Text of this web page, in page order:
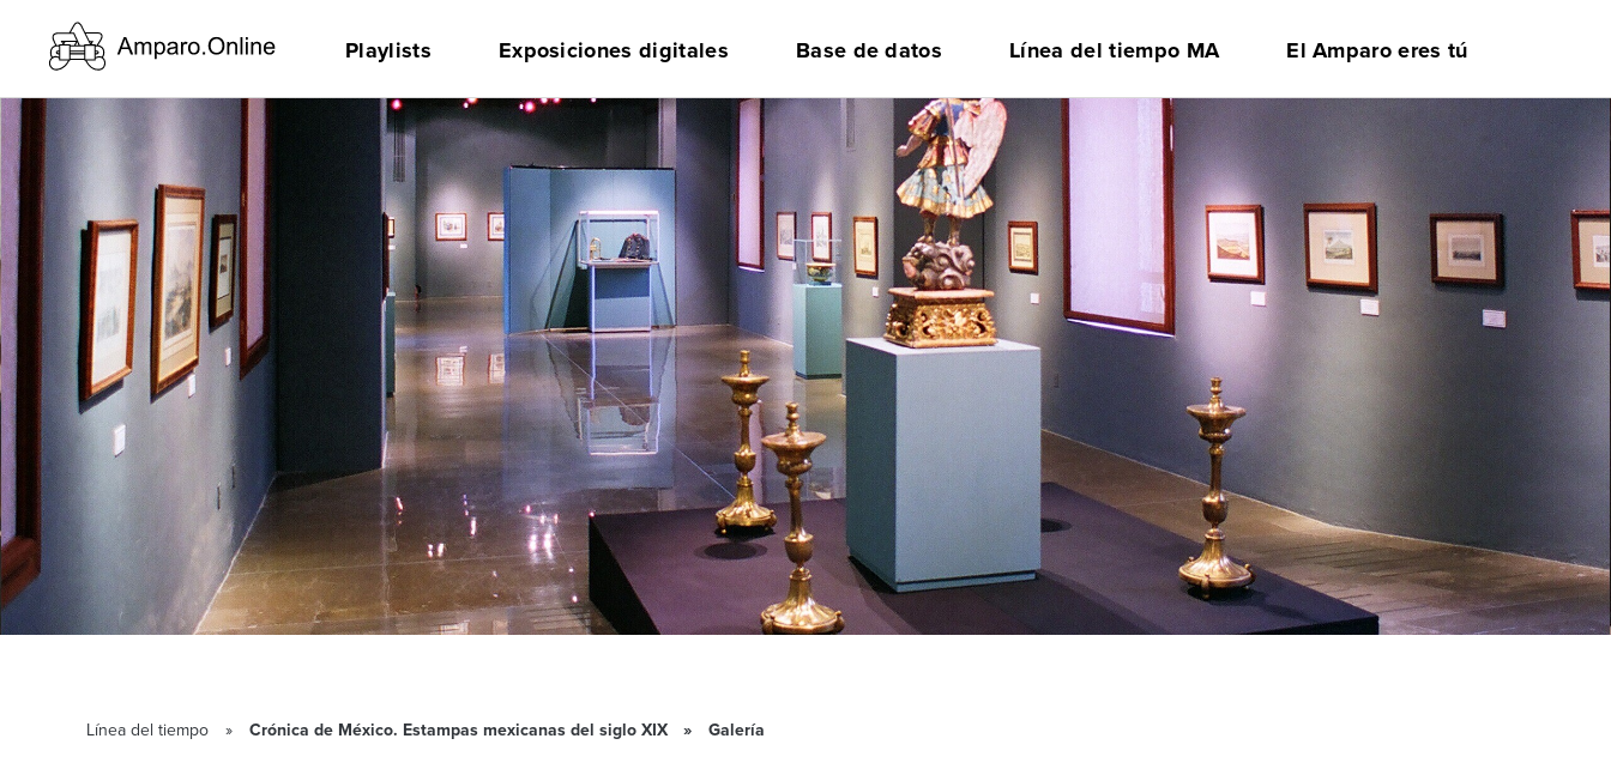
Playlists Exposiciones digitales Base de datos Línea del tiempo MA El Amparo eres tú
Línea del tiempo Crónica de México. Estampas mexicanas del siglo XIX Galería